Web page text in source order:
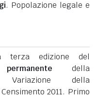
. Popolazione legale e
terza edizione del
della
Variazione della
2011. Primo